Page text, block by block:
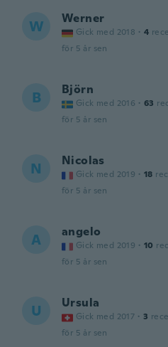
W Werner
Gick med 2018 · 4
för 5 år sen
B Björn
Gick med 2016 · 63
för 5 år sen
N Nicolas
Gick med 2019 · 18
för 5 år sen
A angelo
Gick med 2019 · 10
för 5 år sen
U Ursula
Gick med 2017 · 3
för 5 år sen